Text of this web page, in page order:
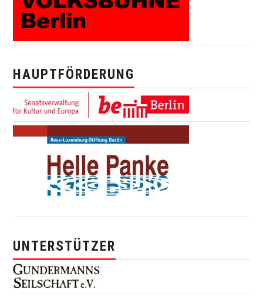
HAUPTFÖRDERUNG
UNTERSTÜTZER